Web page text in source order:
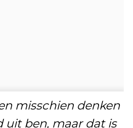
misschien denken
uit ben, maar dat is